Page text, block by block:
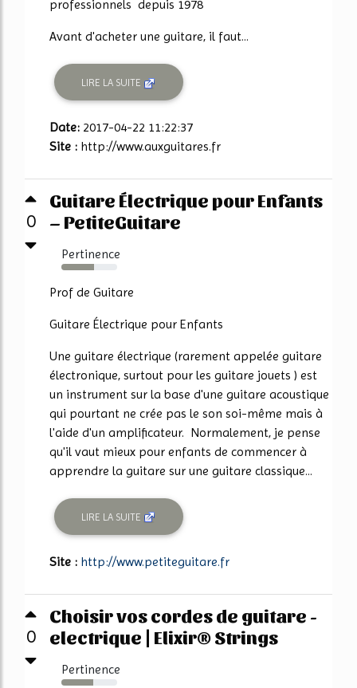
professionnels depuis 1978
Avant d'acheter une guitare, il faut...
LIRE LA SUITE
Date: 2017-04-22 11:22:37
Site : http://www.auxguitares.fr
0
Guitare Électrique pour Enfants
– PetiteGuitare
Pertinence
58%
Prof de Guitare
Guitare Électrique pour Enfants
Une guitare électrique (rarement appelée guitare
électronique, surtout pour les guitare jouets ) est
un instrument sur la base d'une guitare acoustique
qui pourtant ne crée pas le son soi-même mais à
l'aide d'un amplificateur. Normalement, je pense
qu'il vaut mieux pour enfants de commencer à
apprendre la guitare sur une guitare classique...
LIRE LA SUITE
Site : http://www.petiteguitare.fr
0
Choisir vos cordes de guitare -
electrique | Elixir® Strings
Pertinence